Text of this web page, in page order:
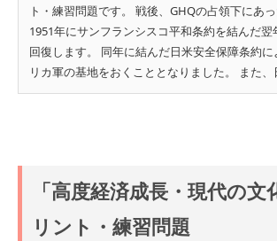
ト・練習問題です。 戦後、GHQの占領下にあっ
1951年にサンフランシスコ平和条約を結んだ翌
回復します。 同年に結んだ日米安全保障条約
リカ軍の基地をおくこととなりました。 また、
「高度経済成長・現代の
リント・練習問題